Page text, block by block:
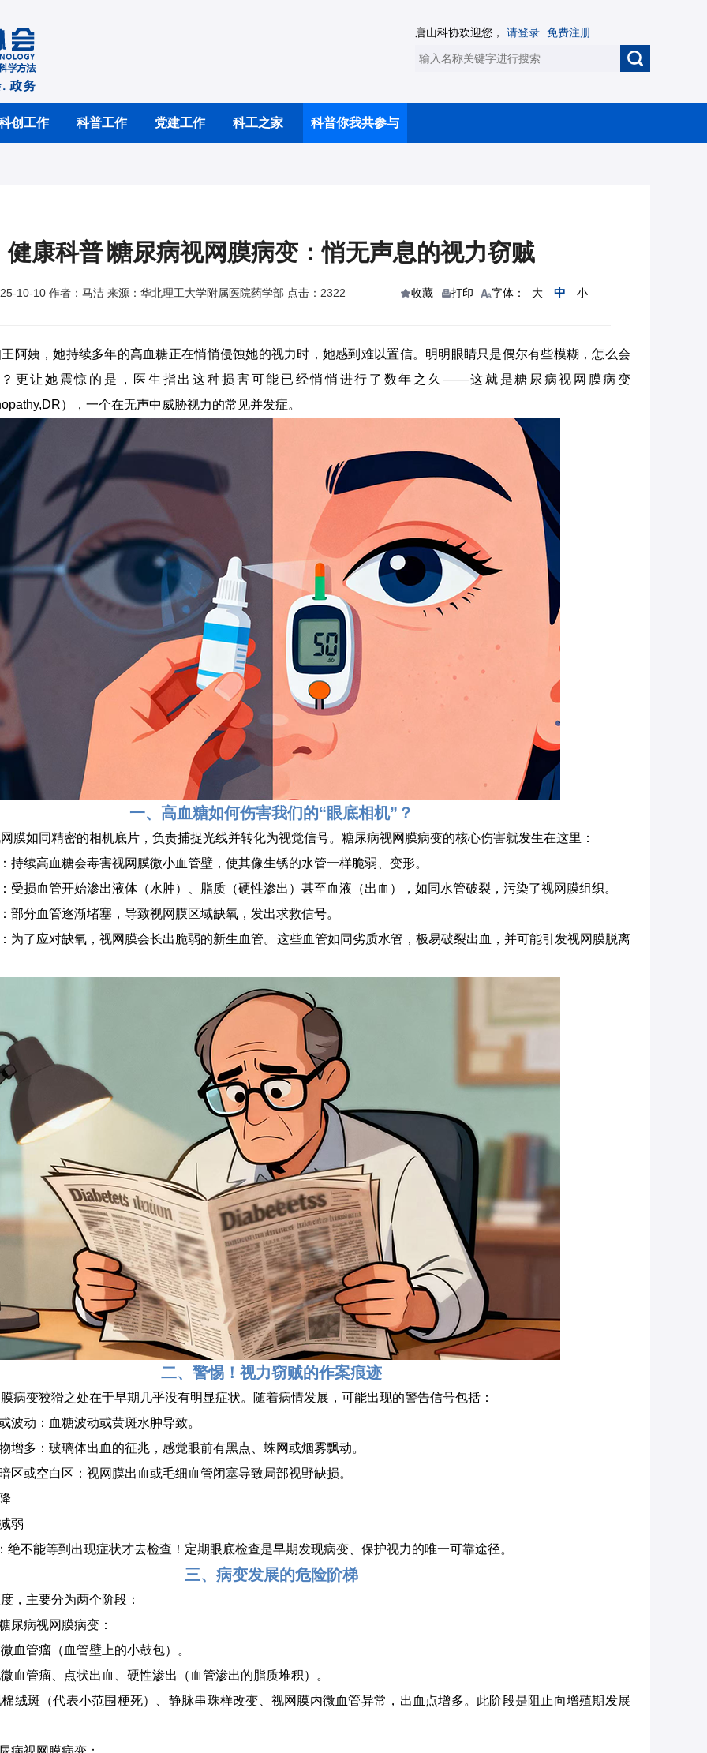
唐山科协欢迎您， 请登录 免费注册
创工作 科普工作 党建工作 科工之家 科普你我共参与
健康科普∣糖尿病视网膜病变：悄无声息的视力窃贼
10-10 作者：马洁 来源：华北理工大学附属医院药学部 点击：2322 收藏 打印 字体： 大 中 小
阿姨，她持续多年的高血糖正在悄悄侵蚀她的视力时，她感到难以置信。明明眼睛只是偶尔有些模糊，怎么会
更让她震惊的是，医生指出这种损害可能已经悄悄进行了数年之久——这就是糖尿病视网膜病变
），一个在无声中威胁视力的常见并发症。
一、高血糖如何伤害我们的“眼底相机”？
膜如同精密的相机底片，负责捕捉光线并转化为视觉信号。糖尿病视网膜病变的核心伤害就发生在这里：
持续高血糖会毒害视网膜微小血管壁，使其像生锈的水管一样脆弱、变形。
受损血管开始渗出液体（水肿）、脂质（硬性渗出）甚至血液（出血），如同水管破裂，污染了视网膜组织。
部分血管逐渐堵塞，导致视网膜区域缺氧，发出求救信号。
为了应对缺氧，视网膜会长出脆弱的新生血管。这些血管如同劣质水管，极易破裂出血，并可能引发视网膜脱离
二、警惕！视力窃贼的作案痕迹
病变狡猾之处在于早期几乎没有明显症状。随着病情发展，可能出现的警告信号包括：
波动：血糖波动或黄斑水肿导致。
增多：玻璃体出血的征兆，感觉眼前有黑点、蛛网或烟雾飘动。
区或空白区：视网膜出血或毛细血管闭塞导致局部视野缺损。
弱
绝不能等到出现症状才去检查！定期眼底检查是早期发现病变、保护视力的唯一可靠途径。
三、病变发展的危险阶梯
，主要分为两个阶段：
尿病视网膜病变：
血管瘤（血管壁上的小鼓包）。
血管瘤、点状出血、硬性渗出（血管渗出的脂质堆积）。
绒斑（代表小范围梗死）、静脉串珠样改变、视网膜内微血管异常，出血点增多。此阶段是阻止向增殖期发展